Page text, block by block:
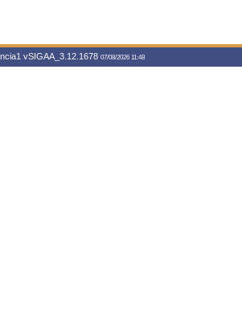
vSIGAA_3.12.1678 07/08/2026 11:48